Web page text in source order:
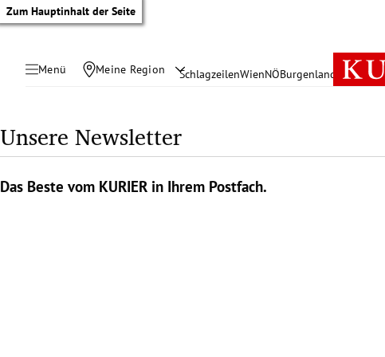
Zum Hauptinhalt der Seite
Menü Meine Region SchlagzeilenWienNÖBurgenland Österreich
Unsere Newsletter
Das Beste vom KURIER in Ihrem Postfach.